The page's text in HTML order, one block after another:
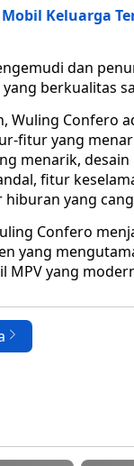
Keluarga
dan
berkualitas
Wuling Confero
fitur yang
menarik,
fitur
yang
Confero
yang
MPV yang